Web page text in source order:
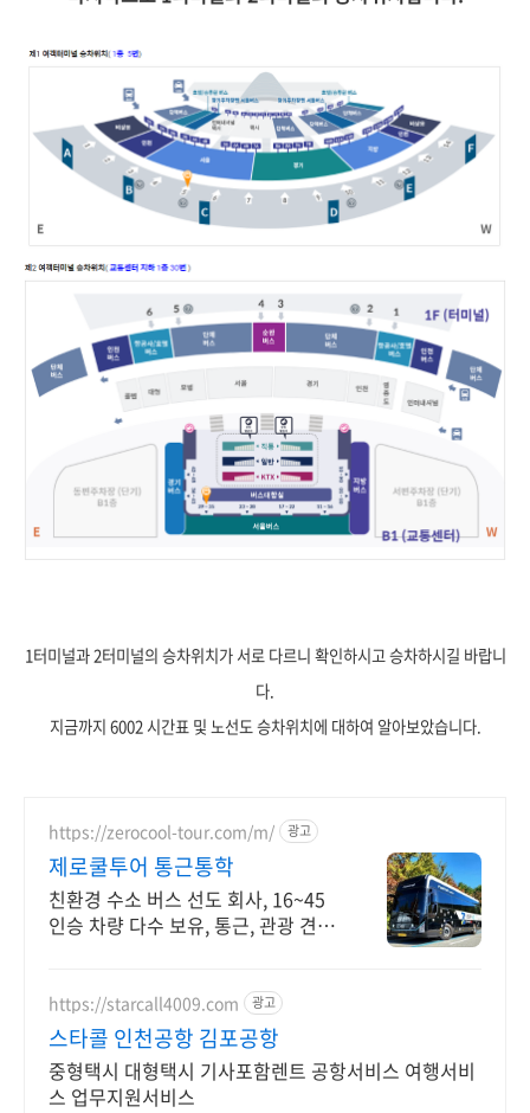
1터미널과 2터미널의 승차위치가 서로 다르니 확인하시고 승차하시길 바랍니
다.
지금까지 6002 시간표 및 노선도 승차위치에 대하여 알아보았습니다.
https://zerocool-tour.com/m/ 광고
제로쿨투어 통근통학
친환경 수소 버스 선도 회사, 16~45
인승 차량 다수 보유, 통근, 관광 견적
https://starcall4009.com 광고
스타콜 인천공항 김포공항
중형택시 대형택시 기사포함렌트 공항서비스 여행서비
스 업무지원서비스